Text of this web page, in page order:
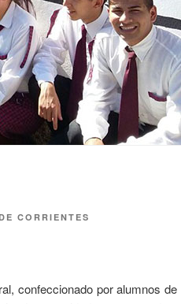
CORRIENTES
confeccionado por alumnos